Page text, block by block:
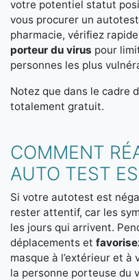
votre potentiel statut
vous procurer un
pharmacie, vérifiez
porteur du virus pour
personnes les plus
Notez que dans le cadre
totalement gratuit.
COMMENT
AUTO TEST
Si votre autotest est
rester attentif, car les
les jours qui arrivent.
déplacements et
masque à l’extérieur et
la personne porteuse du